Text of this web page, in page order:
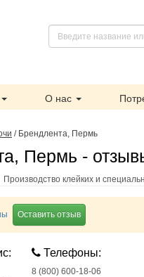
О нас
/ Брендлента, Пермь
Пермь -
клейких и
Оставить отзыв
Телефоны:
8 (800) 600-18-06